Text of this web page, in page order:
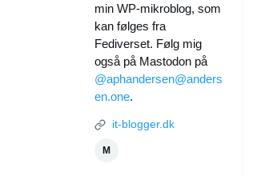
min WP-mikroblog, som
kan følges fra
Fediverset. Følg mig
også på Mastodon på
@aphandersen@anders
en.one.
it-blogger.dk
M